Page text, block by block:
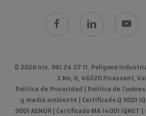
facebook linkedin
© 2026 Iris. 961 24 07 11. Polígono
3 No, 6, 46220 Picassent,
Política de Privacidad | Política de Cookies
y medio ambiente | Certificado Q 9001
9001 AENOR | Certificado MA 14001 IQNET